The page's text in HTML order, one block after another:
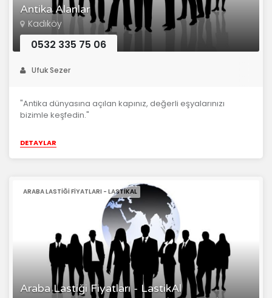
Antika Alanlar
Kadıköy
0532 335 75 06
Ufuk Sezer
"Antika dünyasına açılan kapınız, değerli eşyalarınızı
bizimle keşfedin."
DETAYLAR
Araba Lastiği Fiyatları - LastikAl
ARABA LASTIĞI FIYATLARI - LASTIKAL